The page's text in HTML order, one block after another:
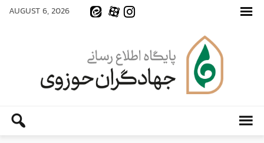
AUGUST 6, 2026